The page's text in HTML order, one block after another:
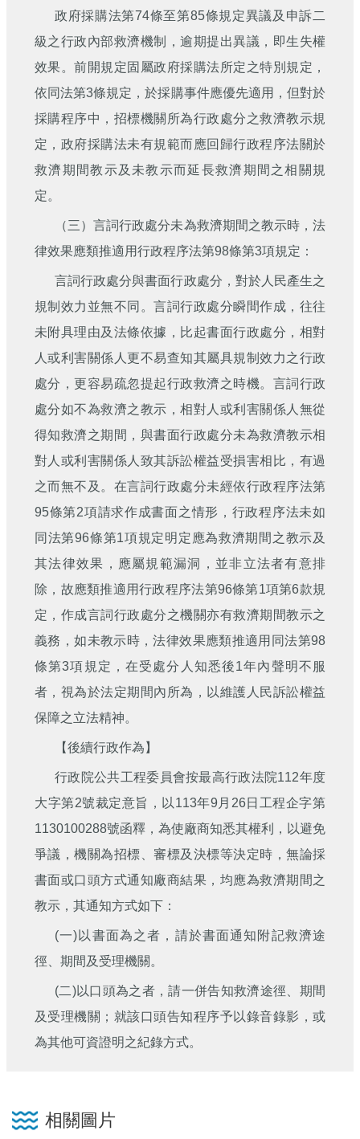
政府採購法第74條至第85條規定異議及申訴二
級之行政內部救濟機制，逾期提出異議，即生失權
效果。前開規定固屬政府採購法所定之特別規定，
依同法第3條規定，於採購事件應優先適用，但對於
採購程序中，招標機關所為行政處分之救濟教示規
定，政府採購法未有規範而應回歸行政程序法關於
救濟期間教示及未教示而延長救濟期間之相關規
定。
（三）言詞行政處分未為救濟期間之教示時，法
律效果應類推適用行政程序法第98條第3項規定：
言詞行政處分與書面行政處分，對於人民產生之
規制效力並無不同。言詞行政處分瞬間作成，往往
未附具理由及法條依據，比起書面行政處分，相對
人或利害關係人更不易查知其屬具規制效力之行政
處分，更容易疏忽提起行政救濟之時機。言詞行政
處分如不為救濟之教示，相對人或利害關係人無從
得知救濟之期間，與書面行政處分未為救濟教示相
對人或利害關係人致其訴訟權益受損害相比，有過
之而無不及。在言詞行政處分未經依行政程序法第
95條第2項請求作成書面之情形，行政程序法未如
同法第96條第1項規定明定應為救濟期間之教示及
其法律效果，應屬規範漏洞，並非立法者有意排
除，故應類推適用行政程序法第96條第1項第6款規
定，作成言詞行政處分之機關亦有救濟期間教示之
義務，如未教示時，法律效果應類推適用同法第98
條第3項規定，在受處分人知悉後1年內聲明不服
者，視為於法定期間內所為，以維護人民訴訟權益
保障之立法精神。
【後續行政作為】
行政院公共工程委員會按最高行政法院112年度
大字第2號裁定意旨，以113年9月26日工程企字第
1130100288號函釋，為使廠商知悉其權利，以避免
爭議，機關為招標、審標及決標等決定時，無論採
書面或口頭方式通知廠商結果，均應為救濟期間之
教示，其通知方式如下：
(一)以書面為之者，請於書面通知附記救濟途
徑、期間及受理機關。
(二)以口頭為之者，請一併告知救濟途徑、期間
及受理機關；就該口頭告知程序予以錄音錄影，或
為其他可資證明之紀錄方式。
相關圖片